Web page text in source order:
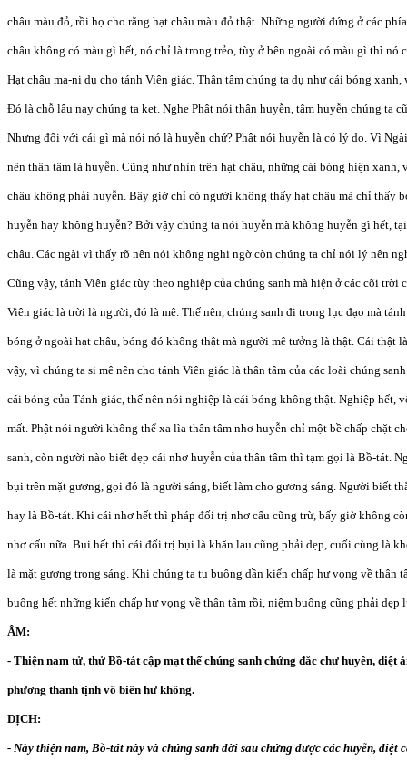
châu màu đỏ, rồi họ cho rằng hạt châu màu đỏ thật. Những người đứng ở các
châu không có màu gì hết, nó chỉ là trong trẻo, tùy ở bên ngoài có màu gì thì nó
Hạt châu ma-ni dụ cho tánh Viên giác. Thân tâm chúng ta dụ như cái bóng
Đó là chỗ lâu nay chúng ta kẹt. Nghe Phật nói thân huyễn, tâm huyễn chúng ta
Nhưng đối với cái gì mà nói nó là huyễn chứ? Phật nói huyễn là có lý do. Vì
nên thân tâm là huyễn. Cũng như nhìn trên hạt châu, những cái bóng hiện
châu không phải huyễn. Bây giờ chỉ có người không thấy hạt châu mà chỉ thấy
huyễn hay không huyễn? Bởi vậy chúng ta nói huyễn mà không huyễn gì hết,
châu. Các ngài vì thấy rõ nên nói không nghi ngờ còn chúng ta chỉ nói lý nên
Cũng vậy, tánh Viên giác tùy theo nghiệp của chúng sanh mà hiện ở các cõi
Viên giác là trời là người, đó là mê. Thế nên, chúng sanh đi trong lục đạo mà
bóng ở ngoài hạt châu, bóng đó không thật mà người mê tưởng là thật. Cái thật
vậy, vì chúng ta si mê nên cho tánh Viên giác là thân tâm của các loài chúng
cái bóng của Tánh giác, thế nên nói nghiệp là cái bóng không thật. Nghiệp hết,
mất. Phật nói người không thể xa lìa thân tâm nhơ huyễn chỉ một bề chấp chặt
sanh, còn người nào biết dẹp cái nhơ huyễn của thân tâm thì tạm gọi là Bồ-tát.
bụi trên mặt gương, gọi đó là người sáng, biết làm cho gương sáng. Người biết
hay là Bồ-tát. Khi cái nhơ hết thì pháp đối trị nhơ cấu cũng trừ, bấy giờ không
nhơ cấu nữa. Bụi hết thì cái đối trị bụi là khăn lau cũng phải dẹp, cuối cùng là
là mặt gương trong sáng. Khi chúng ta tu buông dần kiến chấp hư vọng về thân
buông hết những kiến chấp hư vọng về thân tâm rồi, niệm buông cũng phải dẹp
ÂM:
- Thiện nam tử, thử Bồ-tát cập mạt thế chúng sanh chứng đắc chư huyễn, diệt
phương thanh tịnh vô biên hư không.
DỊCH:
- Này thiện nam, Bồ-tát này và chúng sanh đời sau chứng được các huyễn,